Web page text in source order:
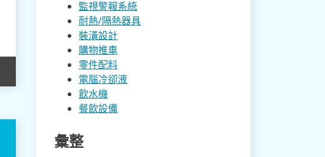
監視警報系統
耐熱/隔熱器具
裝潢設計
購物推車
零件配料
電腦冷卻液
飲水機
餐飲設備
彙整